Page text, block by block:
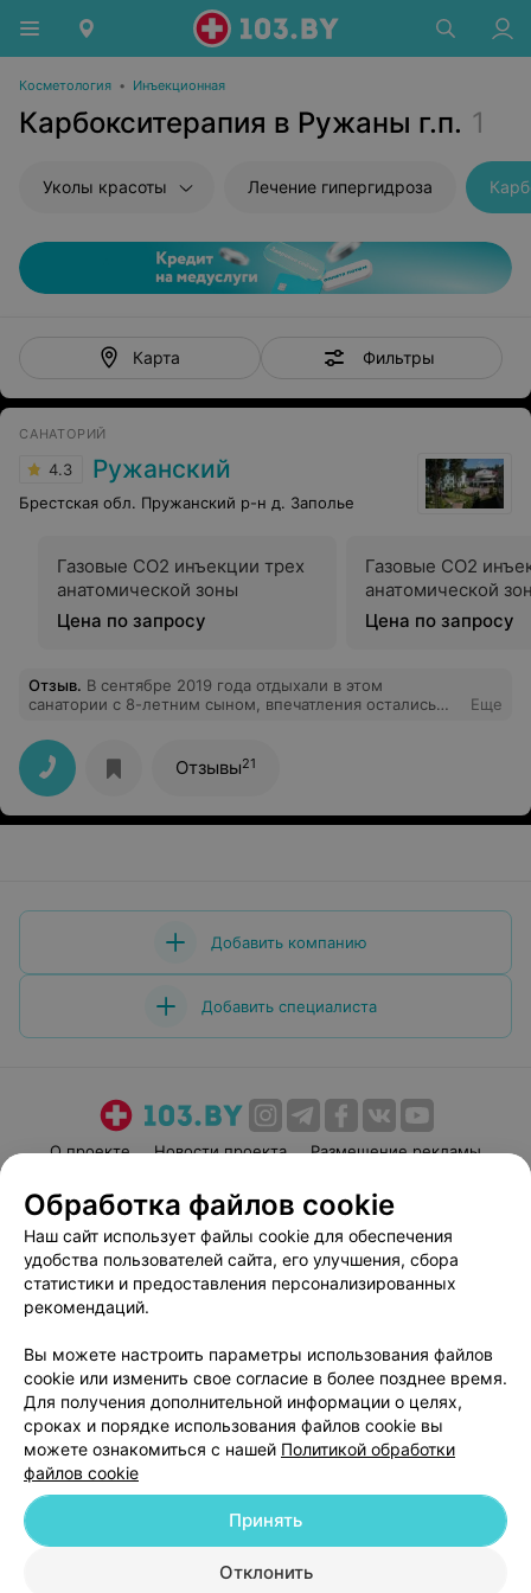
Косметология • Инъекционная
Карбокситерапия в Ружаны г.п. 1
Уколы красоты Лечение гипергидроза
Карта Фильтры
САНАТОРИЙ
4.3 Ружанский
Брестская обл. Пружанский р-н д. Заполье
Газовые СО2 инъекции трех
анатомической зоны
Цена по запросу
Газовые СО2
анатомической
Цена по запросу
Отзыв. В сентябре 2019 года отдыхали в этом
санатории с 8-летним сыном, впечатления остались
светлый и просторный, уборка в номере каждый день.
Питание 5-разовое и разнообразное, что удивило и
порадовало. В санаториях, где мне доводилось
отдыхать раньше, с едой все было гораздо скромнее, в
Ружанском все супер! Из процедур в Ружанском мне
Еще
Отзывы21
Добавить компанию
Добавить специалиста
О проекте Новости проекта
Размещение рекламы
Пользовательское соглашение
Способы оплаты
Вакансии
Партнеры
Написать руководителю 103.by
Персональные настройки cookie
Обработка персональных данных
© 2026 ООО «Артокс Лаб», УНП 191700409| 220012, Республика Беларусь,
г. Минск, улица Толбухина, 2, пом. 16 | help@103.by
Обработка файлов cookie
Наш сайт использует файлы cookie для обеспечения
удобства пользователей сайта, его улучшения, сбора
статистики и предоставления персонализированных
рекомендаций.
Вы можете настроить параметры использования файлов
cookie или изменить свое согласие в более позднее время.
Для получения дополнительной информации о целях,
сроках и порядке использования файлов cookie вы
можете ознакомиться с нашей Политикой обработки
файлов cookie
Отклонить
Принять